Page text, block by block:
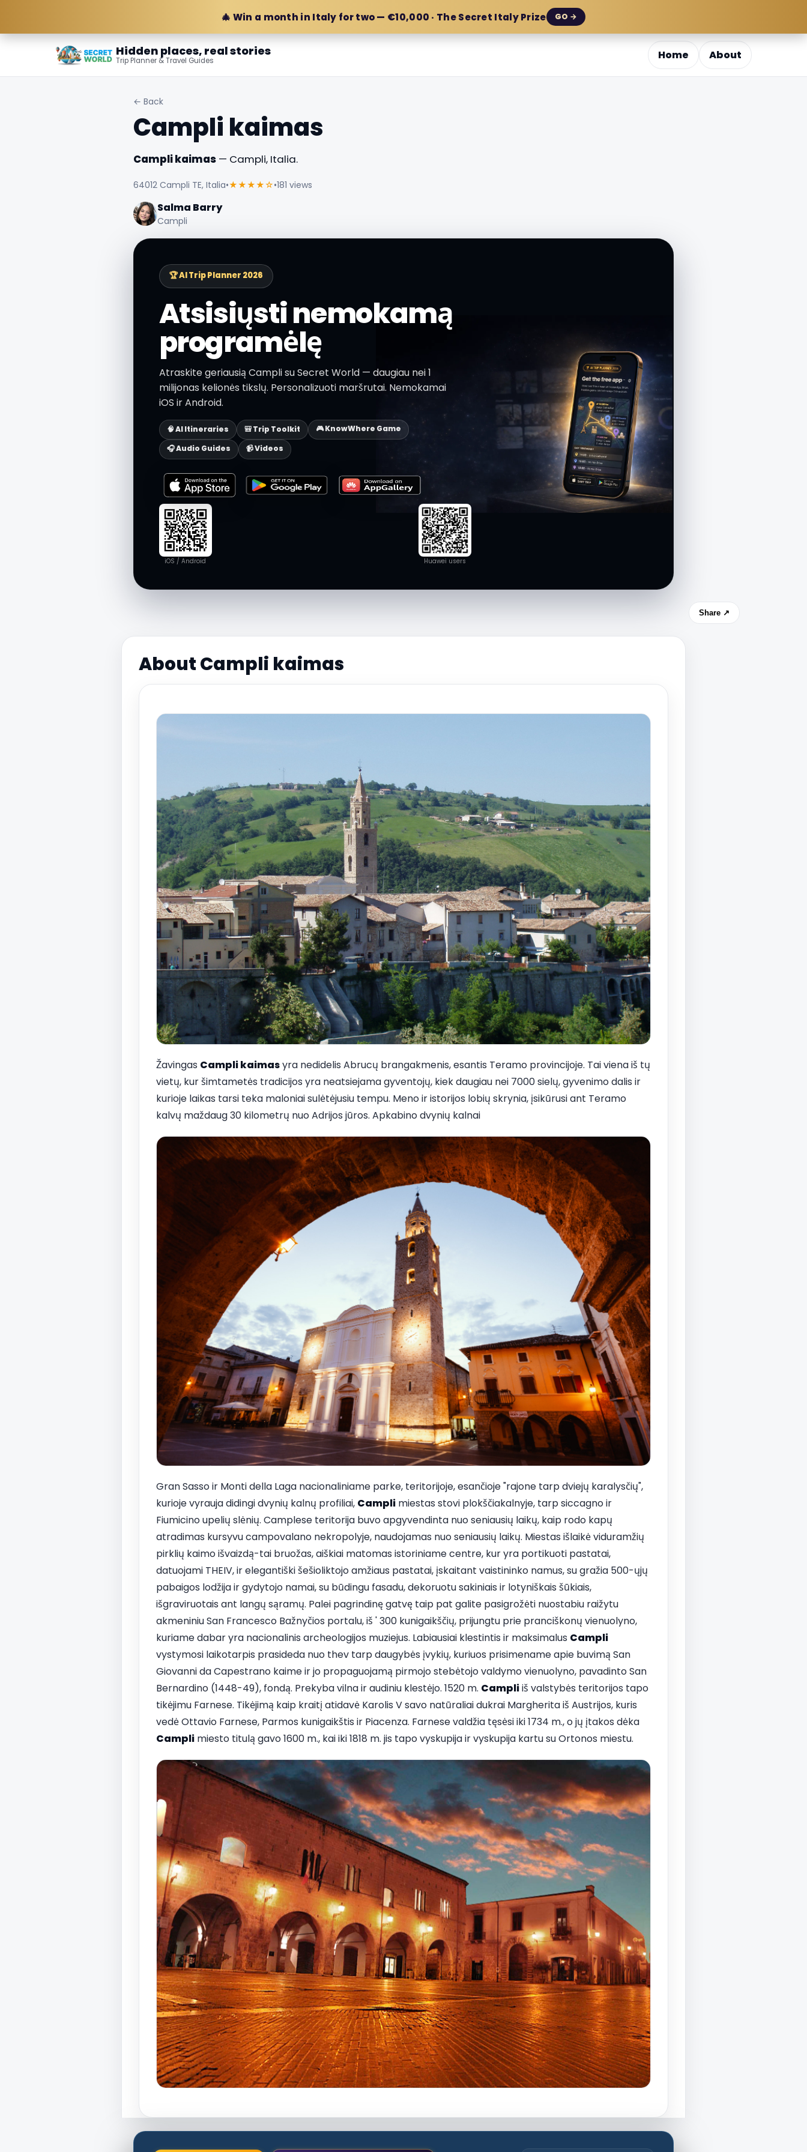
🎄 Win a month in Italy for two — €10,000 · The Secret Italy Prize GO →
Hidden places, real stories
Trip Planner & Travel Guides Home About
← Back
Campli kaimas
Campli kaimas— Campli, Italia.
64012 Campli TE, Italia•★★★★☆•181 views
Salma Barry
Campli
🏆 AI Trip Planner 2026
Atsisiųsti nemokamą
programėlę
Atraskite geriausią Campli su Secret World — daugiau nei 1
milijonas kelionės tikslų. Personalizuoti maršrutai. Nemokamai
iOS ir Android.
🧠 AI Itineraries 🎒 Trip Toolkit
🎮 KnowWhere Game
🎧 Audio Guides
📹 Videos
iOS / Android Huawei users
Share ↗
About Campli kaimas
Žavingas Camplikaimasyra nedidelis Abrucų brangakmenis, esantis Teramo provincijoje. Tai viena iš tų
vietų, kur šimtametės tradicijos yra neatsiejama gyventojų, kiek daugiau nei 7000 sielų, gyvenimo dalis ir
kurioje laikas tarsi teka maloniai sulėtėjusiu tempu. Meno ir istorijos lobių skrynia, įsikūrusi ant Teramo
kalvų maždaug 30 kilometrų nuo Adrijos jūros. Apkabino dvynių kalnai
Gran Sasso ir Monti della Laga nacionaliniame parke, teritorijoje, esančioje "rajone tarp dviejų karalysčių",
kurioje vyrauja didingi dvynių kalnų profiliai, Camplimiestas stovi plokščiakalnyje, tarp siccagno ir
Fiumicino upelių slėnių. Camplese teritorija buvo apgyvendinta nuo seniausių laikų, kaip rodo kapų
atradimas kursyvu campovalano nekropolyje, naudojamas nuo seniausių laikų. Miestas išlaikė viduramžių
pirklių kaimo išvaizdą-tai bruožas, aiškiai matomas istoriniame centre, kur yra portikuoti pastatai,
datuojami THEIV, ir elegantiški šešioliktojo amžiaus pastatai, įskaitant vaistininko namus, su gražia 500-ųjų
pabaigos lodžija ir gydytojo namai, su būdingu fasadu, dekoruotu sakiniais ir lotyniškais šūkiais,
išgraviruotais ant langų sąramų. Palei pagrindinę gatvę taip pat galite pasigrožėti nuostabiu raižytu
akmeniniu San Francesco Bažnyčios portalu, iš ' 300 kunigaikščių, prijungtu prie pranciškonų vienuolyno,
kuriame dabar yra nacionalinis archeologijos muziejus. Labiausiai klestintis ir maksimalus Campli
vystymosi laikotarpis prasideda nuo thev tarp daugybės įvykių, kuriuos prisimename apie buvimą San
Giovanni da Capestrano kaime ir jo propaguojamą pirmojo stebėtojo valdymo vienuolyno, pavadinto San
Bernardino (1448-49), fondą. Prekyba vilna ir audiniu klestėjo. 1520 m. Campliiš valstybės teritorijos tapo
tikėjimu Farnese. Tikėjimą kaip kraitį atidavė Karolis V savo natūraliai dukrai Margherita iš Austrijos, kuris
vedė Ottavio Farnese, Parmos kunigaikštis ir Piacenza. Farnese valdžia tęsėsi iki 1734 m., o jų įtakos dėka
Camplimiesto titulą gavo 1600 m., kai iki 1818 m. jis tapo vyskupija ir vyskupija kartu su Ortonos miestu.